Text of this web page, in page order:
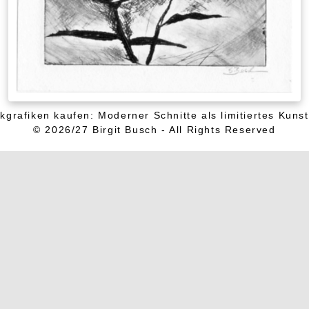
kaufen: Moderner Schnitte als limitiertes
© 2026/27 Birgit Busch - All Rights Reserved